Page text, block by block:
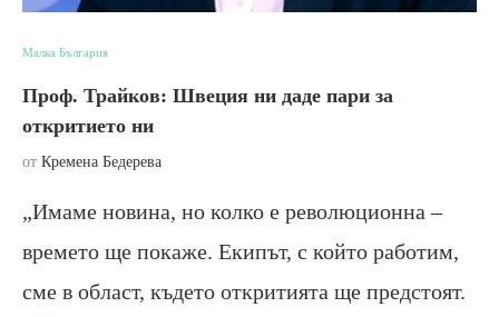
Малка България
Проф. Трайков: Швеция ни даде пари за
откритието ни
от Кремена Бедерева
„Имаме новина, но колко е революционна –
времето ще покаже. Екипът, с който работим,
сме в област, където откритията ще предстоят.